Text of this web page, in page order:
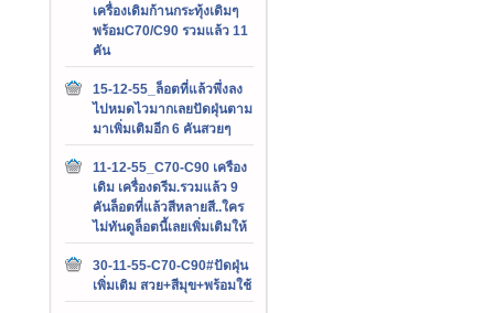
เครื่องเดิมก้านกระทุ้งเดิมๆ
พร้อมC70/C90 รวมแล้ว 11
คัน
15-12-55_ล็อตที่แล้วพึ่งลง
ไปหมดไวมากเลยปัดฝุ่นตาม
มาเพิ่มเติมอีก 6 คันสวยๆ
11-12-55_C70-C90 เครือง
เดิม เครื่องดรีม.รวมแล้ว 9
คันล็อตที่แล้วสีหลายสี..ใคร
ไม่ทันดูล็อตนี้เลยเพิ่มเติมให้
30-11-55-C70-C90#ปัดฝุ่น
เพิ่มเติม สวย+สีมุข+พร้อมใช้